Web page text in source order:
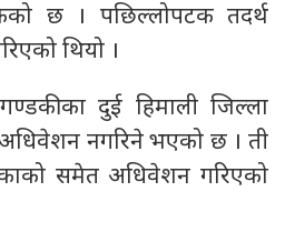
छ । पछिल्लोपटक तदर्थ
थियो ।
दुई हिमाली जिल्ला
नगरिने भएको छ । ती
समेत अधिवेशन गरिएको